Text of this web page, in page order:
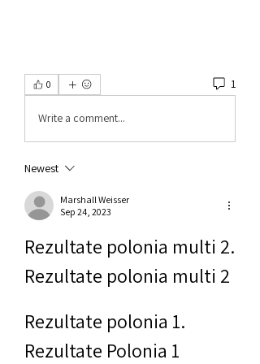
0 1
Write a comment...
Newest
Marshall Weisser
Sep 24, 2023
Rezultate polonia multi 2.
Rezultate polonia multi 2
Rezultate polonia 1.
Rezultate Polonia 1